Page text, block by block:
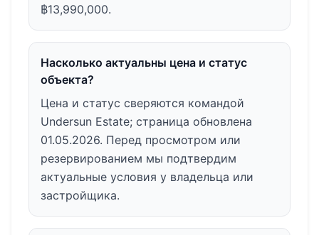
฿13,990,000.
Насколько актуальны цена и статус
объекта?
Цена и статус сверяются командой
Undersun Estate; страница обновлена
01.05.2026. Перед просмотром или
резервированием мы подтвердим
актуальные условия у владельца или
застройщика.